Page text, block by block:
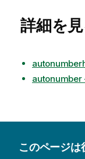
詳細を
autonumber
このページは